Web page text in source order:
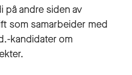
på andre siden av
som samarbeider med
kandidater om